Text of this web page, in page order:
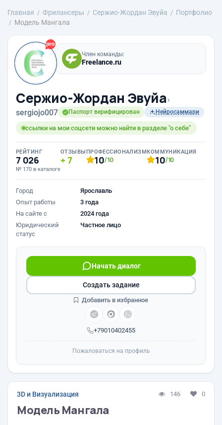
Главная Фрилансеры Сержио-Жордан Эвуйа
Портфолио
Модель Мангала
Член команды:
Freelance.ru
Сержио-Жордан Эвуйа›
sergiojo007 Паспорт верифицирован Нейросаммари
ссылки на мои соцсети можно найти в разделе "о себе"
РЕЙТИНГ
7 026
№ 170 в каталоге
ОТЗЫВЫ
7
ПРОФЕССИОНАЛИЗМ
10/10
КОММУНИКАЦИЯ
10/10
Город
Ярославль
Опыт работы
3 года
На сайте с
2024 года
Юридический
статус
Частное лицо
+79010402455
Начать диалог
Создать задание
Добавить в избранное
Пожаловаться на профиль
3D и Визуализация 146 0
Модель Мангала